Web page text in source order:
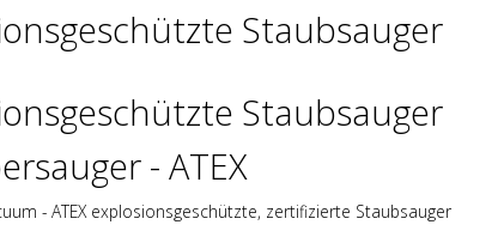
Staubsauger
Staubsauger
- ATEX
- ATEX explosionsgeschützte, zertifizierte Staubsauger